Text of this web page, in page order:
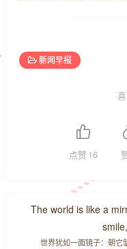
新闻早报
点赞 16
The world is like a
世界犹如一面镜子：朝它